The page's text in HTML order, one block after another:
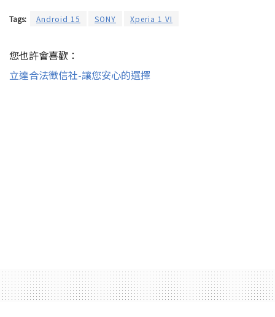
Tags: Android 15 SONY Xperia 1 VI
您也許會喜歡：
立達合法徵信社-讓您安心的選擇